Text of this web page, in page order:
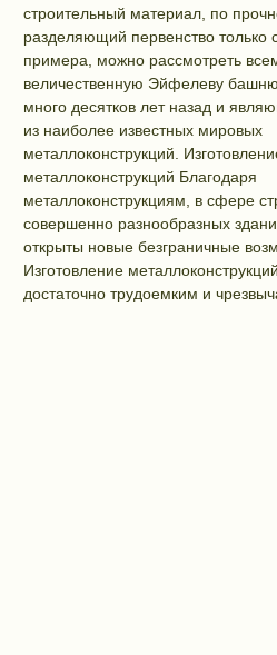
строительный материал, по
разделяющий первенство только
примера, можно рассмотреть
величественную Эйфелеву
много десятков лет назад и
из наиболее известных мировых
металлоконструкций.
металлоконструкций Благодаря
металлоконструкциям, в сфере
совершенно разнообразных
открыты новые безграничные
Изготовление
достаточно трудоемким и